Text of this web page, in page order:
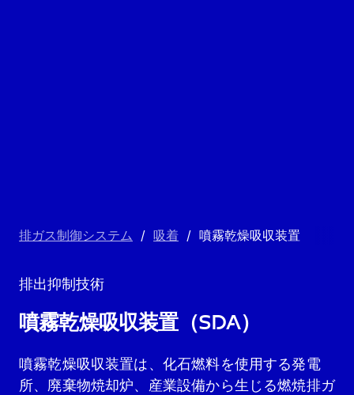
排ガス制御システム / 吸着 / 噴霧乾燥吸収装置
排出抑制技術
噴霧乾燥吸収装置（SDA）
噴霧乾燥吸収装置は、化石燃料を使用する発電
所、廃棄物焼却炉、産業設備から生じる燃焼排ガ